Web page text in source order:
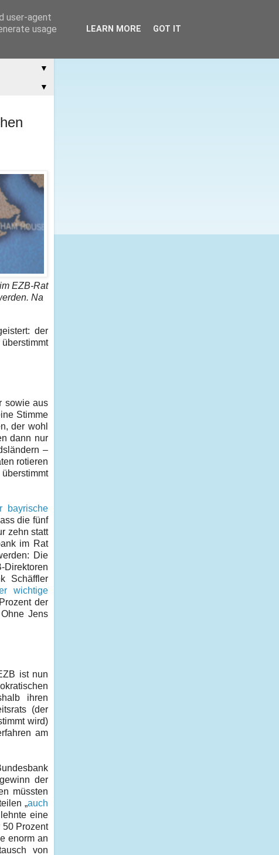
▼
▼
EZB-Rat
Na
der
sowie aus
Stimme
der wohl
dann nur
–
rotieren
bayrische
die fünf
zehn statt
im Rat
Die
Direktoren
Schäffler
wichtige
der
Jens
ist nun
ihren
(der
wird)
am
der
müssten
„auch
eine
Prozent
enorm an
von
user-agent
usage
LEARN MORE GOT IT